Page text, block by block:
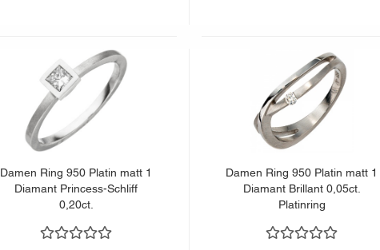
Damen Ring 950 Platin matt 1
Diamant Princess-Schliff
0,20ct.
Damen Ring 950 Platin matt 1
Diamant Brillant 0,05ct.
Platinring